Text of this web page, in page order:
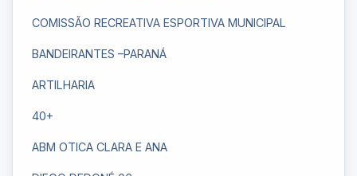
COMISSÃO RECREATIVA ESPORTIVA MUNICIPAL
BANDEIRANTES –PARANÁ
ARTILHARIA
40+
ABM OTICA CLARA E ANA